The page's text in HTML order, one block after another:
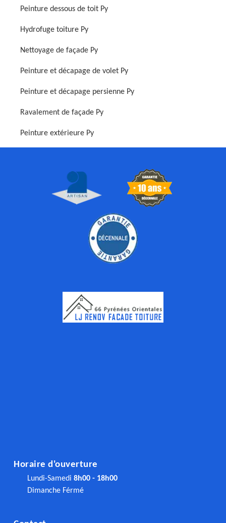
Peinture dessous de toit Py
Hydrofuge toiture Py
Nettoyage de façade Py
Peinture et décapage de volet Py
Peinture et décapage persienne Py
Ravalement de façade Py
Peinture extérieure Py
Horaire d'ouverture
Lundi-Samedi 8h00 - 18h00
Dimanche Férmé